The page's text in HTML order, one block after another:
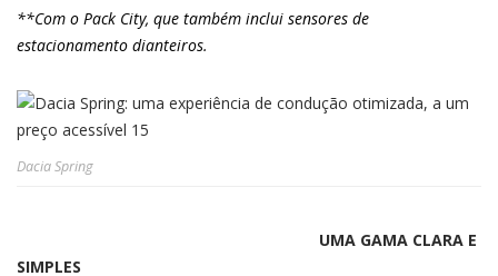
**Com o Pack City, que também inclui sensores de
estacionamento dianteiros.
Dacia Spring
UMA GAMA CLARA E
SIMPLES